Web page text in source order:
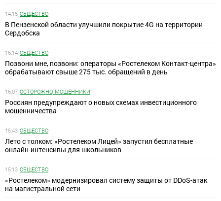
14:15 ОБЩЕСТВО
В Пензенской области улучшили покрытие 4G на территории
Сердобска
16:14 ОБЩЕСТВО
Позвони мне, позвони: операторы «Ростелеком Контакт-центра»
обрабатывают свыше 275 тыс. обращений в день
16:07 ОСТОРОЖНО, МОШЕННИКИ
Россиян предупреждают о новых схемах инвестиционного
мошенничества
15:43 ОБЩЕСТВО
Лето с толком: «Ростелеком Лицей» запустил бесплатные
онлайн-интенсивы для школьников
15:13 ОБЩЕСТВО
«Ростелеком» модернизировал систему защиты от DDoS-атак
на магистральной сети